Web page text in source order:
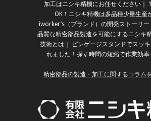
加工はニシキ精機にお任せください
OK！ニシキ精機は多品種少量生産
iworker’s（ブランド）の開発ストーリー
品質な精密部品製造を可能にするニシキ
技術とは
ピンゲージスタンドでスッ
れました！探す時間の短縮で作業効率
精密部品の製造・加工に関するコラム